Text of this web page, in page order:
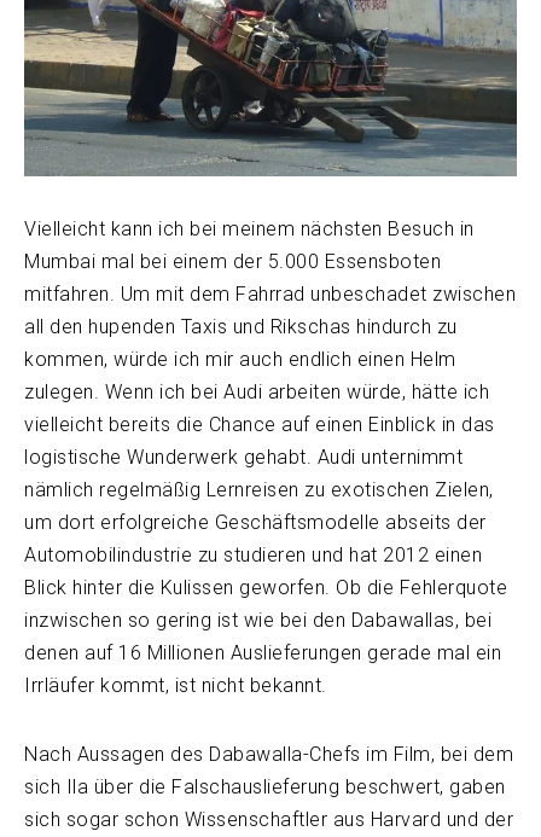
Vielleicht kann ich bei meinem nächsten Besuch in
Mumbai mal bei einem der 5.000 Essensboten
mitfahren. Um mit dem Fahrrad unbeschadet zwischen
all den hupenden Taxis und Rikschas hindurch zu
kommen, würde ich mir auch endlich einen Helm
zulegen. Wenn ich bei Audi arbeiten würde, hätte ich
vielleicht bereits die Chance auf einen Einblick in das
logistische Wunderwerk gehabt. Audi unternimmt
nämlich regelmäßig Lernreisen zu exotischen Zielen,
um dort erfolgreiche Geschäftsmodelle abseits der
Automobilindustrie zu studieren und hat 2012 einen
Blick hinter die Kulissen geworfen. Ob die Fehlerquote
inzwischen so gering ist wie bei den Dabawallas, bei
denen auf 16 Millionen Auslieferungen gerade mal ein
Irrläufer kommt, ist nicht bekannt.
Nach Aussagen des Dabawalla-Chefs im Film, bei dem
sich Ila über die Falschauslieferung beschwert, gaben
sich sogar schon Wissenschaftler aus Harvard und der